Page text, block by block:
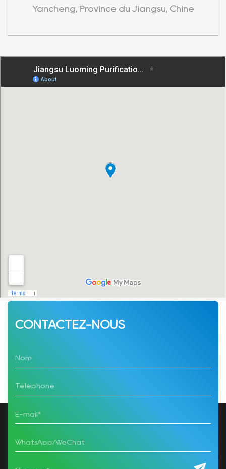
Yancheng, Province du Jiangsu, Chine
CONTACTEZ-NOUS